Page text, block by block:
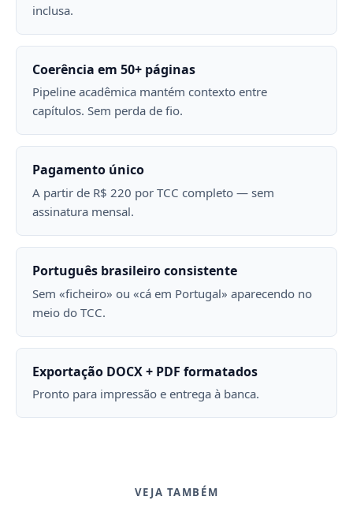
inclusa.
Coerência em 50+ páginas
Pipeline acadêmica mantém contexto entre
capítulos. Sem perda de fio.
Pagamento único
A partir de R$ 220 por TCC completo — sem
assinatura mensal.
Português brasileiro consistente
Sem «ficheiro» ou «cá em Portugal» aparecendo no
meio do TCC.
Exportação DOCX + PDF formatados
Pronto para impressão e entrega à banca.
VEJA TAMBÉM